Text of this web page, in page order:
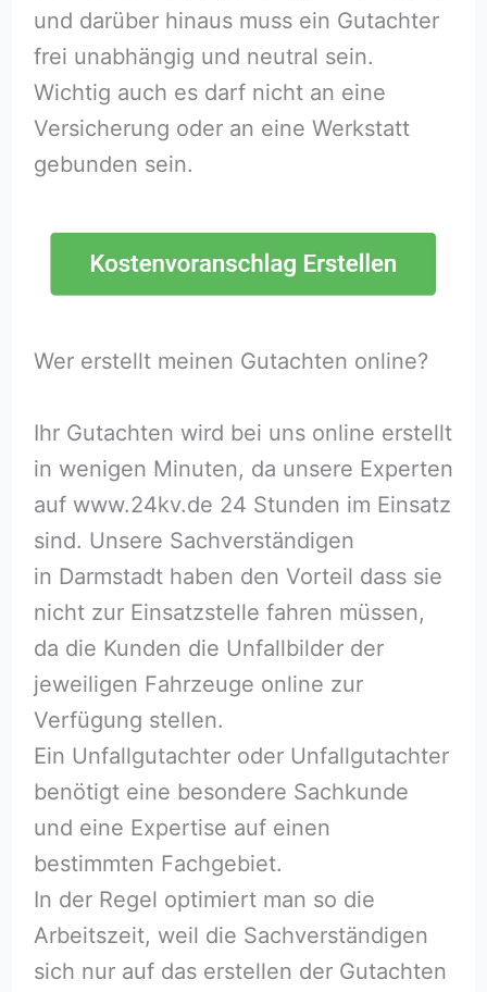
und darüber hinaus muss ein Gutachter
frei unabhängig und neutral sein.
Wichtig auch es darf nicht an eine
Versicherung oder an eine Werkstatt
gebunden sein.
Wer erstellt meinen Gutachten online?
Ihr Gutachten wird bei uns online erstellt
in wenigen Minuten, da unsere Experten
auf www.24kv.de 24 Stunden im Einsatz
sind. Unsere Sachverständigen
in Darmstadt haben den Vorteil dass sie
nicht zur Einsatzstelle fahren müssen,
da die Kunden die Unfallbilder der
jeweiligen Fahrzeuge online zur
Verfügung stellen.
Ein Unfallgutachter oder Unfallgutachter
benötigt eine besondere Sachkunde
und eine Expertise auf einen
bestimmten Fachgebiet.
In der Regel optimiert man so die
Arbeitszeit, weil die Sachverständigen
sich nur auf das erstellen der Gutachten